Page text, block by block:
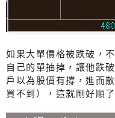
如果大單價格被跌破，
自己的單抽掉，讓他跌
戶以為股價有撐，進而
買不到），這就剛好順